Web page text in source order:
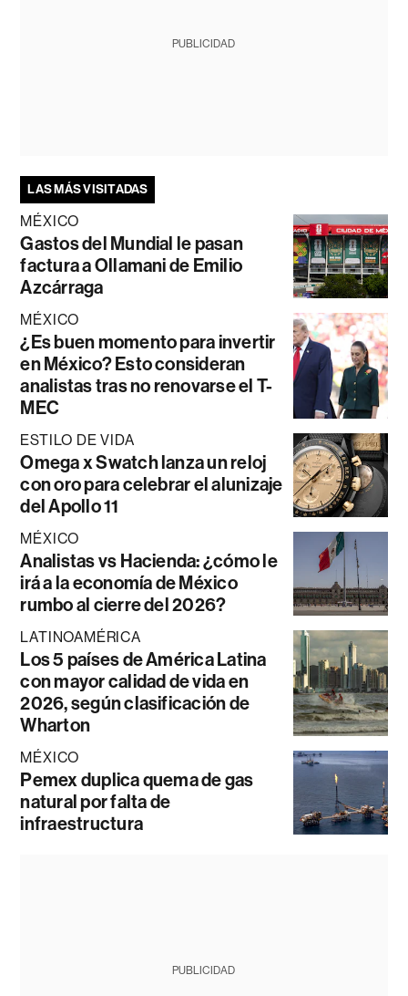
PUBLICIDAD
LAS MÁS VISITADAS
MÉXICO
Gastos del Mundial le pasan
factura a Ollamani de Emilio
Azcárraga
MÉXICO
¿Es buen momento para invertir
en México? Esto consideran
analistas tras no renovarse el T-
MEC
ESTILO DE VIDA
Omega x Swatch lanza un reloj
con oro para celebrar el alunizaje
del Apollo 11
MÉXICO
Analistas vs Hacienda: ¿cómo le
irá a la economía de México
rumbo al cierre del 2026?
LATINOAMÉRICA
Los 5 países de América Latina
con mayor calidad de vida en
2026, según clasificación de
Wharton
MÉXICO
Pemex duplica quema de gas
natural por falta de
infraestructura
PUBLICIDAD